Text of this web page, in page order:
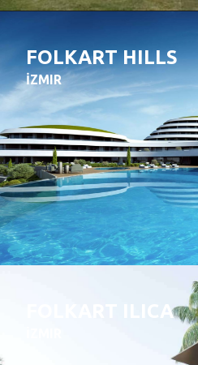
FOLKART HILLS
İZMIR
FOLKART ILICA